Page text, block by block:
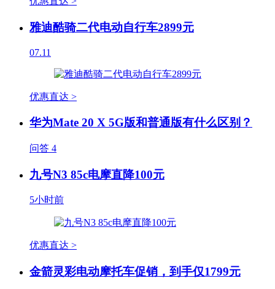
雅迪酷骑二代电动自行车2899元
07.11
优惠直达 >
华为Mate 20 X 5G版和普通版有什么区别？
问答 4
九号N3 85c电摩直降100元
5小时前
优惠直达 >
金箭灵彩电动摩托车促销，到手仅1799元